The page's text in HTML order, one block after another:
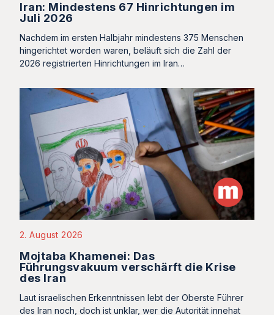
Iran: Mindestens 67 Hinrichtungen im
Juli 2026
Nachdem im ersten Halbjahr mindestens 375 Menschen
hingerichtet worden waren, beläuft sich die Zahl der
2026 registrierten Hinrichtungen im Iran…
2. August 2026
Mojtaba Khamenei: Das
Führungsvakuum verschärft die Krise
des Iran
Laut israelischen Erkenntnissen lebt der Oberste Führer
des Iran noch, doch ist unklar, wer die Autorität innehat